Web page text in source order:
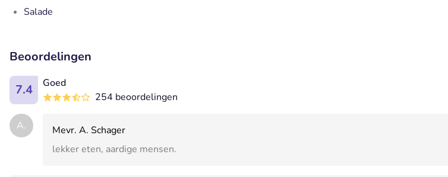
Salade
Beoordelingen
7.4
Goed
254 beoordelingen
A.
Mevr. A. Schager
lekker eten, aardige mensen.